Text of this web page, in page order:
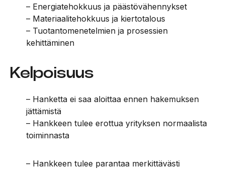
– Energiatehokkuus ja päästövähennykset
– Materiaalitehokkuus ja kiertotalous
– Tuotantomenetelmien ja prosessien
kehittäminen
Kelpoisuus
– Hanketta ei saa aloittaa ennen hakemuksen
jättämistä
– Hankkeen tulee erottua yrityksen normaalista
toiminnasta
– Hankkeen tulee parantaa merkittävästi